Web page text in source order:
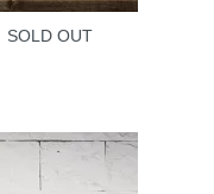
SOLD OUT